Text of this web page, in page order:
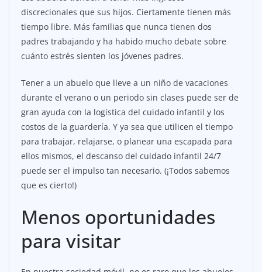
discrecionales que sus hijos. Ciertamente tienen más
tiempo libre. Más familias que nunca tienen dos
padres trabajando y ha habido mucho debate sobre
cuánto estrés sienten los jóvenes padres.
Tener a un abuelo que lleve a un niño de vacaciones
durante el verano o un periodo sin clases puede ser de
gran ayuda con la logística del cuidado infantil y los
costos de la guardería. Y ya sea que utilicen el tiempo
para trabajar, relajarse, o planear una escapada para
ellos mismos, el descanso del cuidado infantil 24/7
puede ser el impulso tan necesario. (¡Todos sabemos
que es cierto!)
Menos oportunidades
para visitar